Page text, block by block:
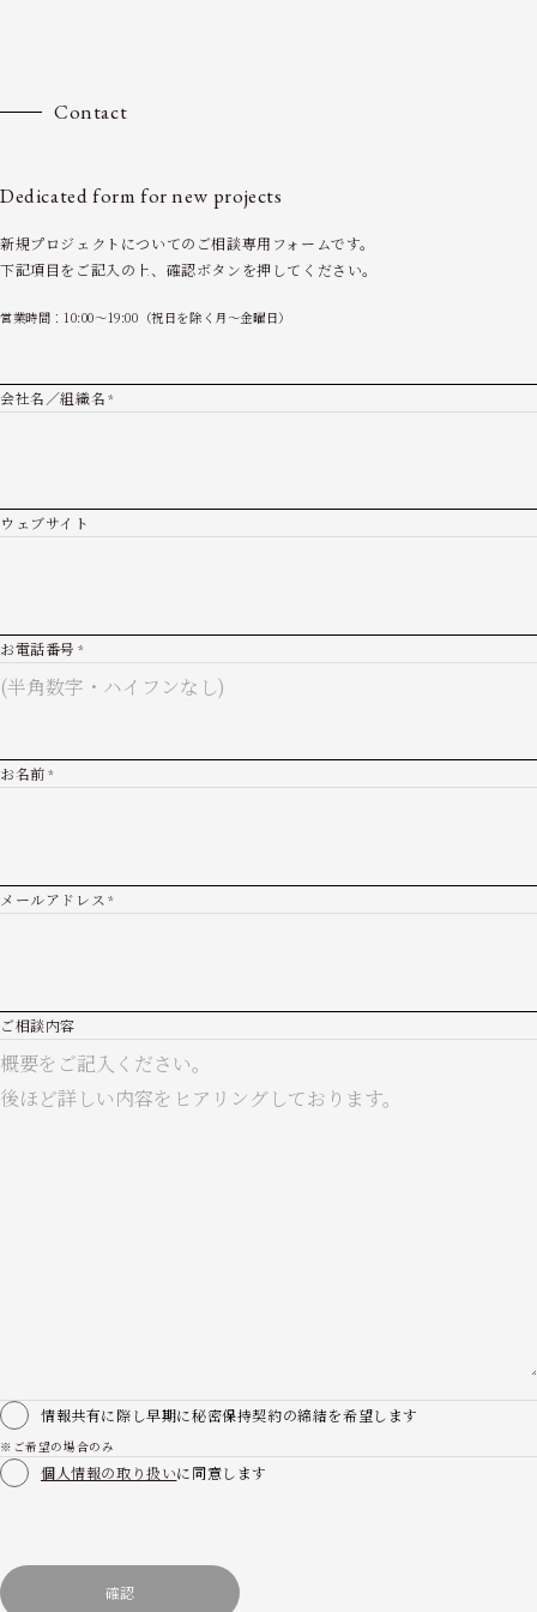
Contact
Dedicated form for new projects
新規プロジェクトについてのご相談専用フォームです。
下記項目をご記入の上、確認ボタンを押してください。
営業時間：10:00～19:00（祝日を除く月〜金曜日）
会社名／組織名 *
ウェブサイト
お電話番号 *
お名前 *
メールアドレス *
ご相談内容
秘密保持契約
情報共有に際し早期に秘密保持契約の締結を希望します
※ご希望の場合のみ
個人情報の取り扱いに同意します